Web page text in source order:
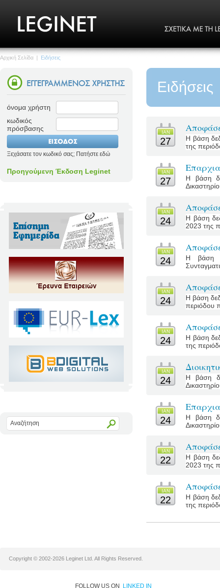
Αρχική Σελίδα | Ειδήσεις
όνομα χρήστη
κωδικός
πρόσβασης
Ξεχάσατε τον κωδικό σας; Πατήστε εδώ
Προηγούμενη Έκδοση Leginet
Ειδήσεις
ΙΑΝ
27
Η βάση
της
ΙΑΝ
27
Η βάση
ΙΑΝ
24
Η βάση
2023 της
ΙΑΝ
24
Η βάση
ΙΑΝ
24
Η βάση
περιόδου
ΙΑΝ
24
Η βάση
της
ΙΑΝ
24
Η βάση
ΙΑΝ
24
Η βάση
ΙΑΝ
22
Η βάση
2023 της
ΙΑΝ
22
Η βάση
της
Copyright © 2002-2026 Leginet Ltd. All Rights Reserved.
FOLLOW US ON LINKED IN